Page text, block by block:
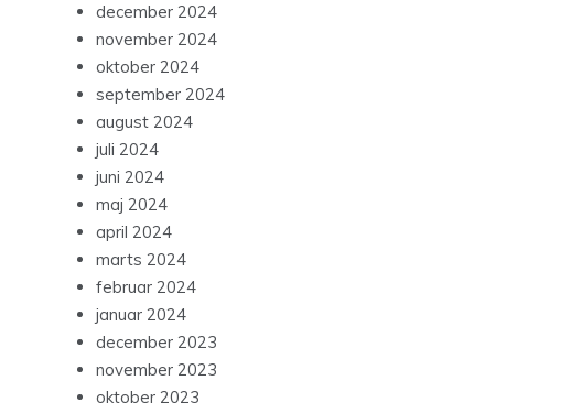
december 2024
november 2024
oktober 2024
september 2024
august 2024
juli 2024
juni 2024
maj 2024
april 2024
marts 2024
februar 2024
januar 2024
december 2023
november 2023
oktober 2023